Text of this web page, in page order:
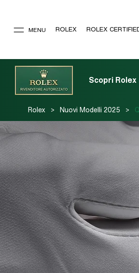
MENU ROLEX ROLEX
Scopri Rolex
Rolex > Nuovi Modelli 2025 >